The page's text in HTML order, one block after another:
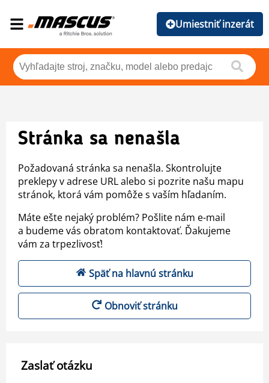
Umiestniť inzerát
Stránka sa nenašla
Požadovaná stránka sa nenašla. Skontrolujte
preklepy v adrese URL alebo si pozrite našu mapu
stránok, ktorá vám pomôže s vaším hľadaním.
Máte ešte nejaký problém? Pošlite nám e-mail
a budeme vás obratom kontaktovať. Ďakujeme
vám za trpezlivosť!
Späť na hlavnú stránku
Obnoviť stránku
Zaslať otázku